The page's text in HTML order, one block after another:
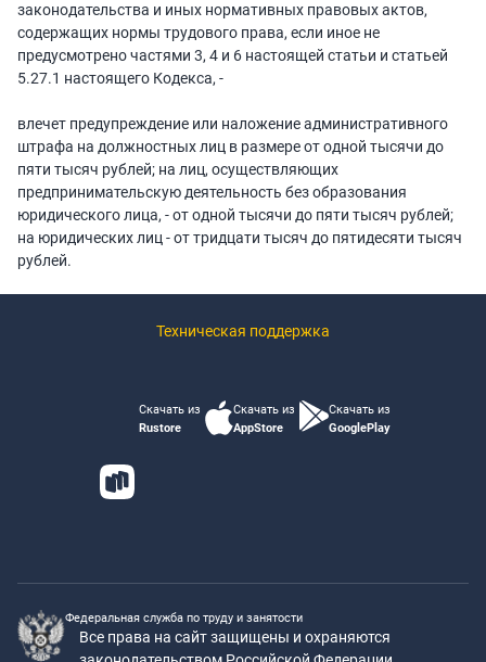
законодательства и иных нормативных правовых актов,
содержащих нормы трудового права, если иное не
предусмотрено частями 3, 4 и 6 настоящей статьи и статьей
5.27.1 настоящего Кодекса, -
влечет предупреждение или наложение административного
штрафа на должностных лиц в размере от одной тысячи до
пяти тысяч рублей; на лиц, осуществляющих
предпринимательскую деятельность без образования
юридического лица, - от одной тысячи до пяти тысяч рублей;
на юридических лиц - от тридцати тысяч до пятидесяти тысяч
рублей.
Техническая поддержка
Скачать из
Rustore
Скачать из
AppStore
Скачать из
GooglePlay
Федеральная служба по труду и занятости
Все права на сайт защищены и охраняются